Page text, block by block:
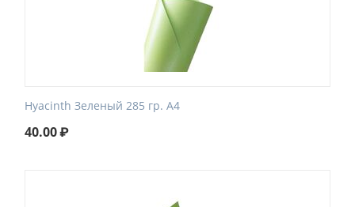
Hyacinth Зеленый 285 гр. A4
40.00₽